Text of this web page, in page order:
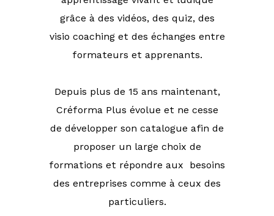
grâce à des vidéos, des quiz, des
visio coaching et des échanges entre
formateurs et apprenants.
Depuis plus de 15 ans maintenant,
Créforma Plus évolue et ne cesse
de développer son catalogue afin de
proposer un large choix de
formations et répondre aux besoins
des entreprises comme à ceux des
particuliers.